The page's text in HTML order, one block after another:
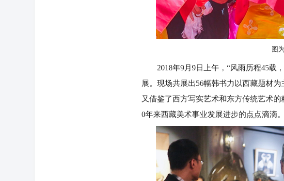
图
2018年9月9日上午，“风雨历程45载
展。现场共展出56幅韩书力以西藏题材
又借鉴了西方写实艺术和东方传统艺术
0年来西藏美术事业发展进步的点点滴滴。